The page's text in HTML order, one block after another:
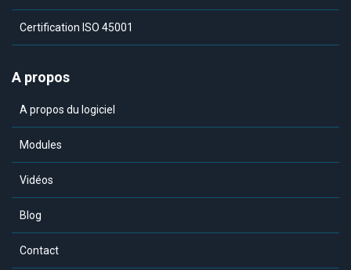
Certification ISO 45001
A propos
A propos du logiciel
Modules
Vidéos
Blog
Contact